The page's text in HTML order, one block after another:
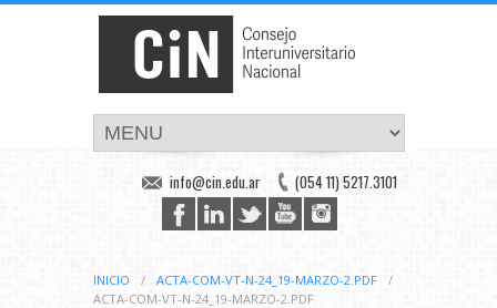
(054 11) 5217.3101
info@cin.edu.ar
INICIO / ACTA-COM-VT-N-24_19-MARZO-2.PDF
/
ACTA-COM-VT-N-24_19-MARZO-2.PDF